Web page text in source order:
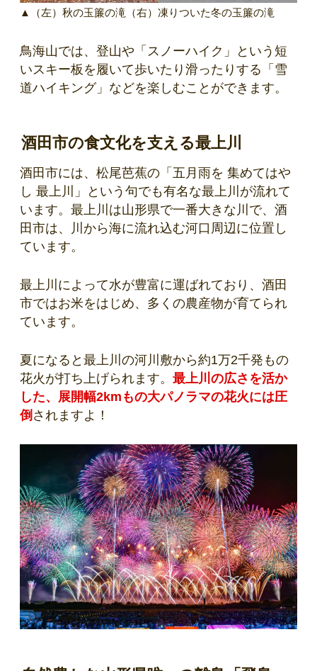
▲（左）秋の玉簾の滝（右）凍りついた冬の玉簾の滝
鳥海山では、登山や「スノーハイク」という短
いスキー板を履いて歩いたり滑ったりする「雪
道ハイキング」などを楽しむことができます。
酒田市の食文化を支える最上川
酒田市には、松尾芭蕉の「五月雨を 集めてはや
し 最上川」という句でも有名な最上川が流れて
います。最上川は山形県で一番大きな川で、酒
田市は、川から海に流れ込む河口周辺に位置し
ています。
最上川によって水が豊富に運ばれており、酒田
市ではお米をはじめ、多くの農産物が育てられ
ています。
夏になると最上川の河川敷から約1万2千発もの
花火が打ち上げられます。 最上川の広さを活か
した、展開幅2kmもの大パノラマの花火には圧
倒 されますよ！